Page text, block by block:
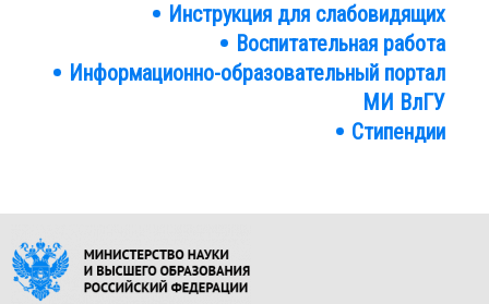
Инструкция для слабовидящих
Воспитательная работа
Информационно-образовательный портал
МИ ВлГУ
Стипендии